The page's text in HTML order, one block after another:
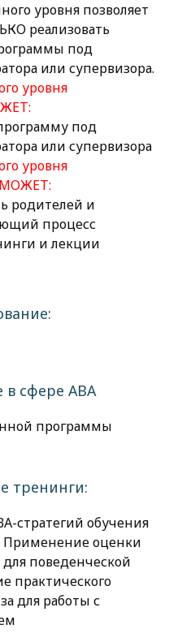
уровня позволяет
реализовать
под
или супервизора.
уровня
под
или супервизора
уровня
родителей и
процесс
и лекции
в сфере АВА
программы
тренинги:
стратегий обучения
Применение оценки
поведенческой
практического
для работы с